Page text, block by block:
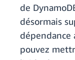
de
désormais
dépendance
pouvez